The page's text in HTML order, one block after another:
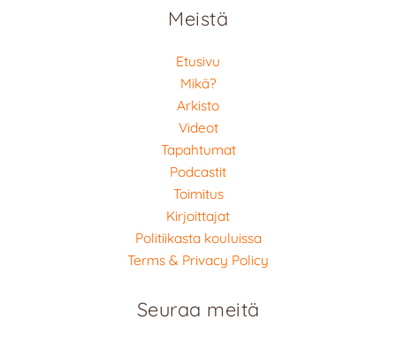
Meistä
Etusivu
Mikä?
Arkisto
Videot
Tapahtumat
Podcastit
Toimitus
Kirjoittajat
Politiikasta kouluissa
Terms & Privacy Policy
Seuraa meitä